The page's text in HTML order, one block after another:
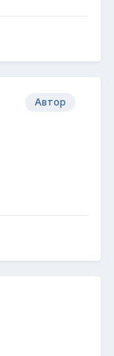
Автор